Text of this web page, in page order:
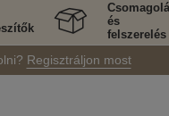
Csomagolás
és
felszerelés
Regisztráljon most